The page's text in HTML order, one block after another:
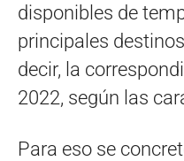
disponibles de
principales
decir, la
2022, según las
Para eso se